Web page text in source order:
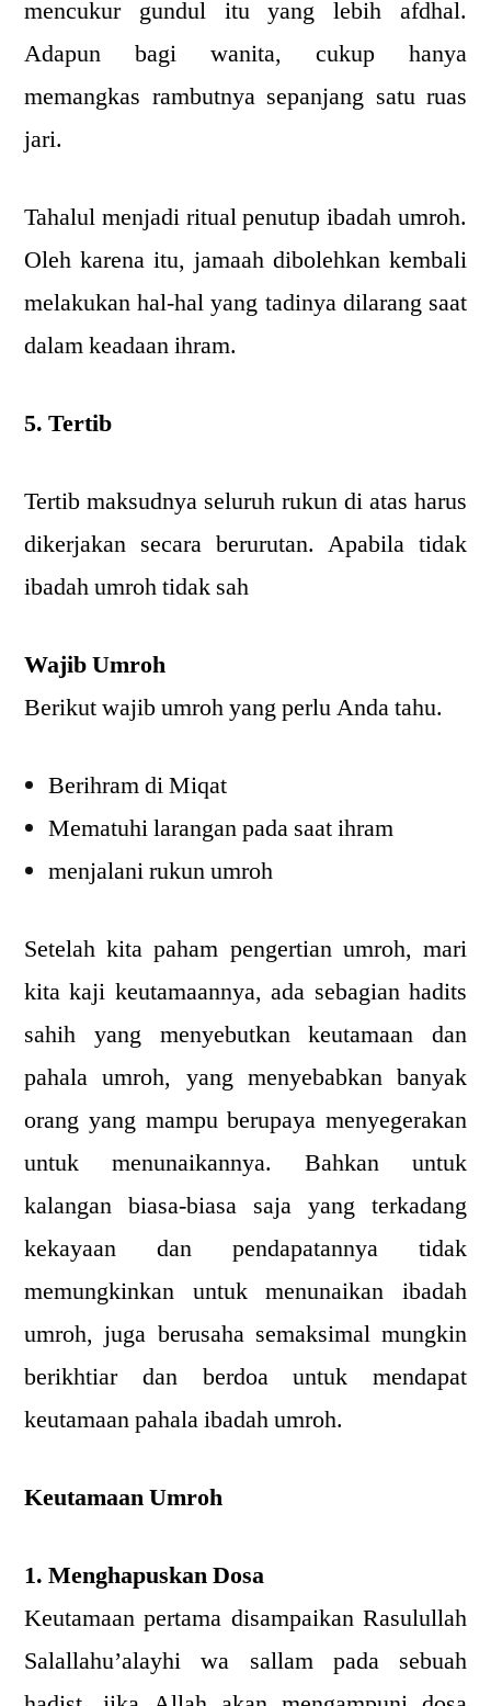
mencukur gundul itu yang lebih afdhal.
Adapun bagi wanita, cukup hanya
memangkas rambutnya sepanjang satu ruas
jari.
Tahalul menjadi ritual penutup ibadah umroh.
Oleh karena itu, jamaah dibolehkan kembali
melakukan hal-hal yang tadinya dilarang saat
dalam keadaan ihram.
5. Tertib
Tertib maksudnya seluruh rukun di atas harus
dikerjakan secara berurutan. Apabila tidak
ibadah umroh tidak sah
Wajib Umroh
Berikut wajib umroh yang perlu Anda tahu.
Berihram di Miqat
Mematuhi larangan pada saat ihram
menjalani rukun umroh
Setelah kita paham pengertian umroh, mari
kita kaji keutamaannya, ada sebagian hadits
sahih yang menyebutkan keutamaan dan
pahala umroh, yang menyebabkan banyak
orang yang mampu berupaya menyegerakan
untuk menunaikannya. Bahkan untuk
kalangan biasa-biasa saja yang terkadang
kekayaan dan pendapatannya tidak
memungkinkan untuk menunaikan ibadah
umroh, juga berusaha semaksimal mungkin
berikhtiar dan berdoa untuk mendapat
keutamaan pahala ibadah umroh.
Keutamaan Umroh
1. Menghapuskan Dosa
Keutamaan pertama disampaikan Rasulullah
Salallahu’alayhi wa sallam pada sebuah